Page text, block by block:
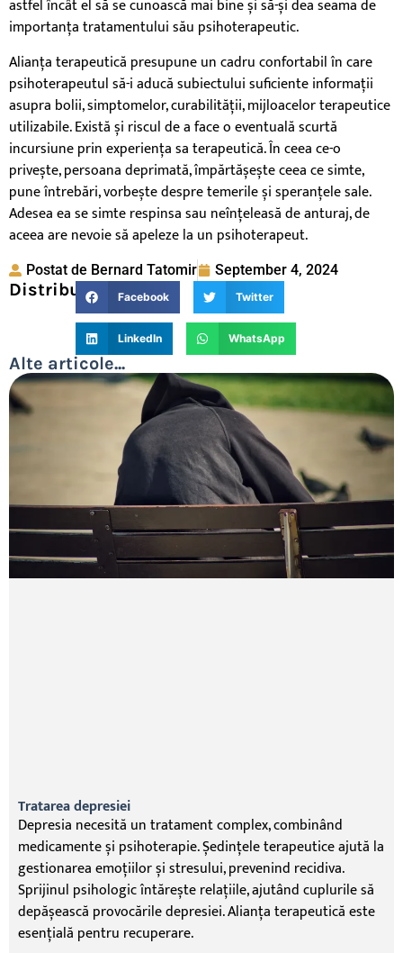
astfel încât el să se cunoască mai bine și să-și dea seama de
importanța tratamentului său psihoterapeutic.
Alianța terapeutică presupune un cadru confortabil în care
psihoterapeutul să-i aducă subiectului suficiente informații
asupra bolii, simptomelor, curabilității, mijloacelor terapeutice
utilizabile. Există și riscul de a face o eventuală scurtă
incursiune prin experiența sa terapeutică. În ceea ce-o
privește, persoana deprimată, împărtășește ceea ce simte,
pune întrebări, vorbește despre temerile și speranțele sale.
Adesea ea se simte respinsa sau neînțeleasă de anturaj, de
aceea are nevoie să apeleze la un psihoterapeut.
Postat de Bernard Tatomir September 4, 2024
Distribuie: Facebook Twitter
LinkedIn WhatsApp
Alte articole...
Tratarea depresiei
Depresia necesită un tratament complex, combinând
medicamente și psihoterapie. Ședințele terapeutice ajută la
gestionarea emoțiilor și stresului, prevenind recidiva.
Sprijinul psihologic întărește relațiile, ajutând cuplurile să
depășească provocările depresiei. Alianța terapeutică este
esențială pentru recuperare.